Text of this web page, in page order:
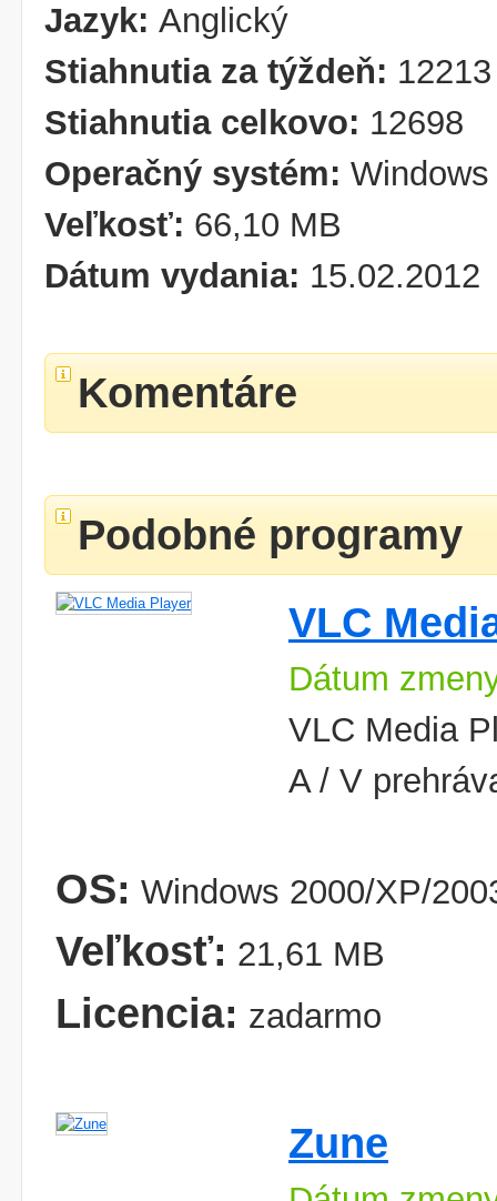
Jazyk: Anglický
Stiahnutia za týždeň: 12213
Stiahnutia celkovo: 12698
Operačný systém:
Veľkosť: 66,10 MB
Dátum vydania: 15.02.2012
Komentáre
Podobné programy
VLC
Dátum
VLC Media
A / V
OS: Windows 2000/XP/
Veľkosť: 21,61 MB
Licencia: zadarmo
Zune